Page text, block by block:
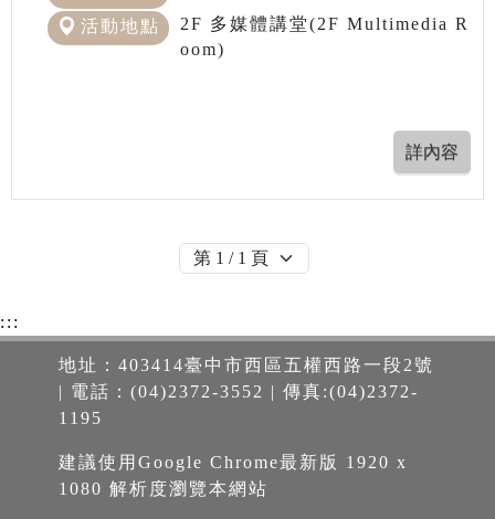
活動地點
2F 多媒體講堂(2F Multimedia R
oom)
:::
地址：403414臺中市西區五權西路一段2號
| 電話：(04)2372-3552 | 傳真:(04)2372-
1195
建議使用Google Chrome最新版 1920 x
1080 解析度瀏覽本網站